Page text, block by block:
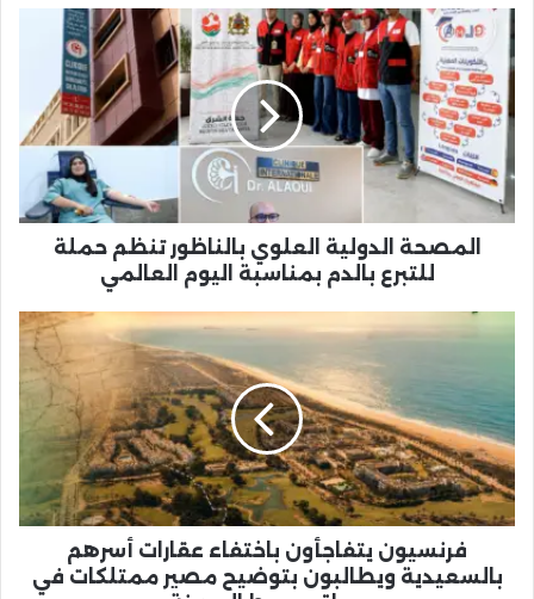
المصحة
الدولية
العلوي
بالناظور
تنظم
حملة
للتبرع
بالدم
بمناسبة
المصحة الدولية العلوي بالناظور تنظم حملة
للتبرع بالدم بمناسبة اليوم العالمي
فرنسيون
يتفاجأون
أسرهم
بالسعيدية
ويطالبون
بتوضيح
مصير
ممتلكات
في
فرنسيون يتفاجأون باختفاء عقارات أسرهم
بالسعيدية ويطالبون بتوضيح مصير ممتلكات في